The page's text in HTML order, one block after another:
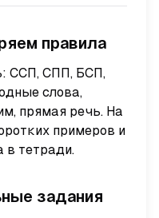
правила
ССП, СПП, БСП,
слова,
прямая речь. На
примеров и
в тетради.
задания